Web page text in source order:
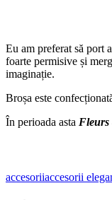
Eu am preferat să port
foarte permisive și
imaginație.
Broșa este
În perioada asta Fleurs
accesoriiaccesorii